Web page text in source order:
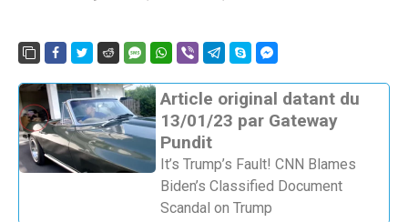
Article original datant du
13/01/23 par Gateway
Pundit
It’s Trump’s Fault! CNN Blames
Biden’s Classified Document
Scandal on Trump